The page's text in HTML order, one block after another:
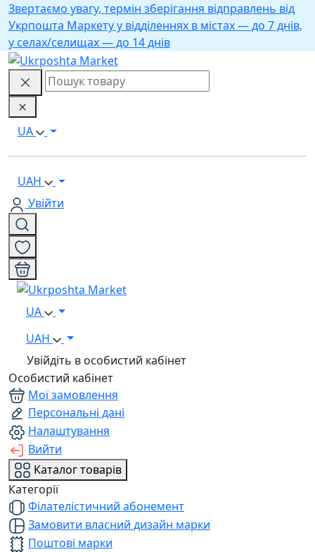
Звертаємо увагу, термін зберігання відправлень від
Укрпошта Маркету у відділеннях в містах — до 7 днів,
у селах/селищах — до 14 днів
UA
UAH
Увійти
UA
UAH
Увійдіть в особистий кабінет
Особистий кабінет
Мої замовлення
Персональні дані
Налаштування
Вийти
Каталог товарів
Категорії
Філателістичний абонемент
Замовити власний дизайн марки
Поштові марки